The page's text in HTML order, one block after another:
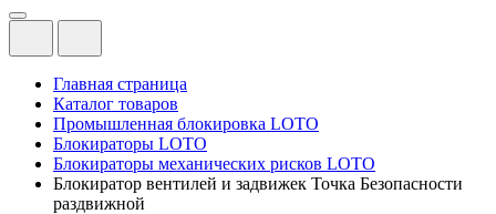
Главная страница
Каталог товаров
Промышленная блокировка LOTO
Блокираторы LOTO
Блокираторы механических рисков LOTO
Блокиратор вентилей и задвижек Точка Безопасности
раздвижной